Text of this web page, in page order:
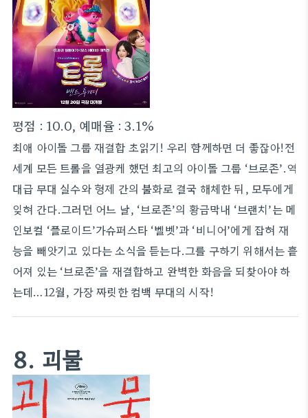
평점 : 10.0, 예매율 : 3.1%
최애 아이돌 그룹 재결합 초읽기! 우리 함께하면 더 좋잖아!전
세계 모든 트롤을 열광케 했던 최고의 아이돌 그룹 ‘브로존’.역
대급 무대 실수와 형제 간의 불화로 결국 해체한 뒤, 모두에게
잊혀 간다.그러던 어느 날, ‘브로존’의 황금막내 ‘브랜치’는 메
인보컬 ‘플로이드’가슈퍼스타 ‘벨벳’과 ‘비니어’에게 잡혀 재
능을 빼앗기고 있다는 소식을 듣는다.그를 구하기 위해서는 흩
어져 있는 ‘브로존’을 재결합하고 완벽한 화음을 되찾아야 하
는데…12월, 가장 짜릿한 컴백 무대의 시작!
8. 괴물